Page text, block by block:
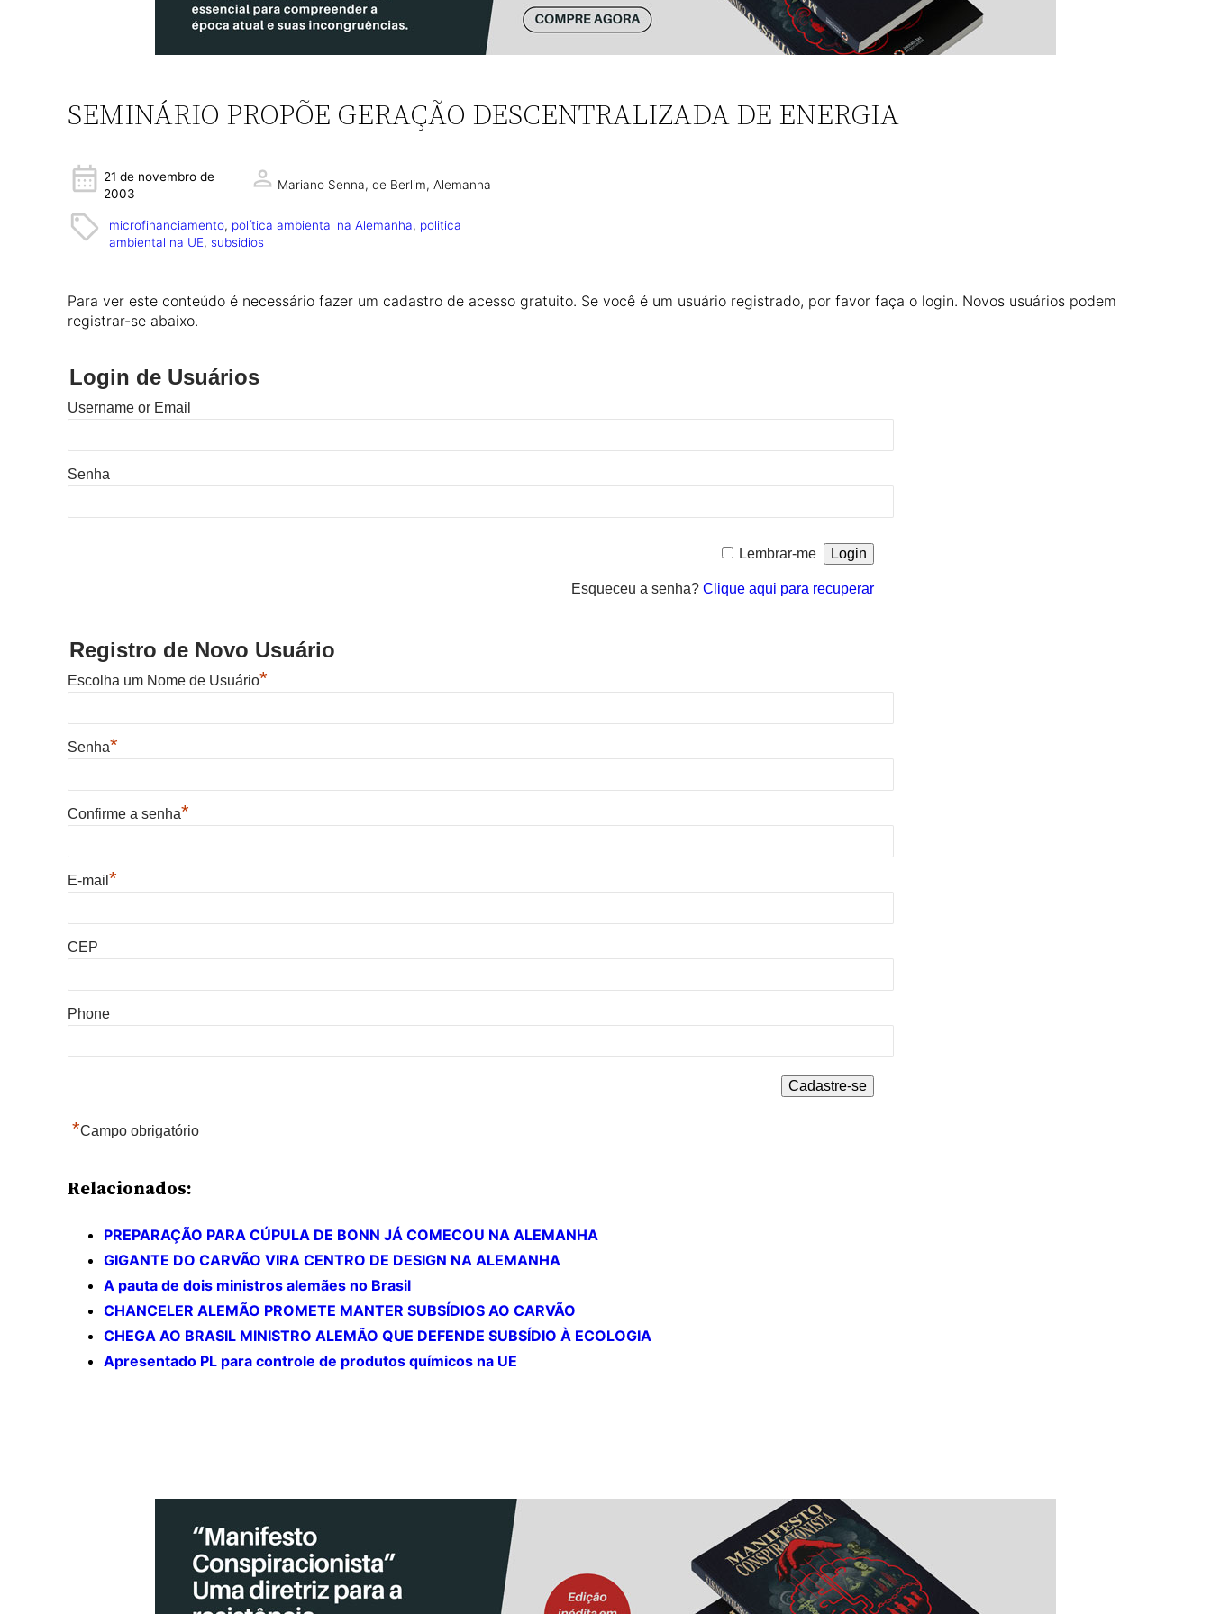
SEMINÁRIO PROPÕE GERAÇÃO DESCENTRALIZADA DE ENERGIA
21 de novembro de
2003
Mariano Senna, de Berlim, Alemanha
microfinanciamento, política ambiental na Alemanha, politica
ambiental na UE, subsidios
Para ver este conteúdo é necessário fazer um cadastro de acesso gratuito. Se você é um usuário registrado, por favor faça o login. Novos usuários podem
registrar-se abaixo.
Login de Usuários
Username or Email
Senha
Lembrar-me
Esqueceu a senha?Clique aqui para recuperar
Registro de Novo Usuário
Escolha um Nome de Usuário*
Senha*
Confirme a senha*
E-mail*
CEP
Phone
*Campo obrigatório
Relacionados:
PREPARAÇÃO PARA CÚPULA DE BONN JÁ COMECOU NA ALEMANHA
GIGANTE DO CARVÃO VIRA CENTRO DE DESIGN NA ALEMANHA
A pauta de dois ministros alemães no Brasil
CHANCELER ALEMÃO PROMETE MANTER SUBSÍDIOS AO CARVÃO
CHEGA AO BRASIL MINISTRO ALEMÃO QUE DEFENDE SUBSÍDIO À ECOLOGIA
Apresentado PL para controle de produtos químicos na UE